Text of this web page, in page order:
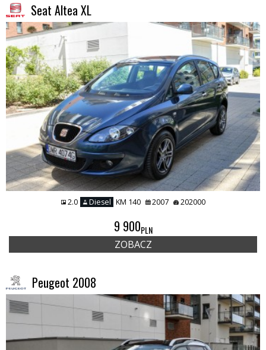
Seat Altea XL
2.0 Diesel KM 140 2007 202000
9 900PLN
ZOBACZ
Peugeot 2008